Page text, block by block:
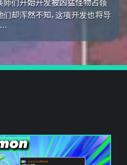
们却浑然不知，这项开发也将导